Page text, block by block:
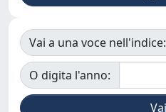
Vai a una voce nell'indice:
O digita l'anno: